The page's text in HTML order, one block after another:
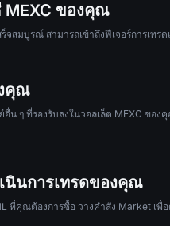
ของคุณ
สมบูรณ์ สามารถเข้าถึงฟีเจอร์การเทร
คุณ
น ๆ ที่รองรับลงในวอลเล็ต MEXC ของ
นินการเทรดของคุณ
ที่คุณต้องการซื้อ วางคำสั่ง Market เพื่